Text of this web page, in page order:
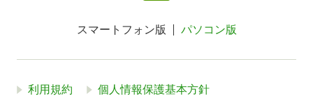
スマートフォン版 パソコン版
利用規約 個人情報保護基本方針